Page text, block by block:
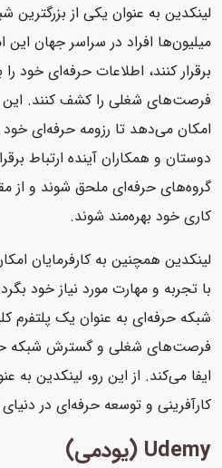
لینکدین به عنوان یکی از بزرگترین
میلیون‌ها افراد در سراسر جهان این
برقرار کنند، اطلاعات حرفه‌ای خود را
فرصت‌های شغلی را کشف کنند. این
امکان می‌دهد تا رزومه حرفه‌ای خود
دوستان و همکاران آینده ارتباط
گروه‌های حرفه‌ای ملحق شوند و از
کاری خود بهره‌مند شوند.
لینکدین همچنین به کارفرمایان
با تجربه و مهارت مورد نیاز خود
شبکه حرفه‌ای به عنوان یک پلتفرم
فرصت‌های شغلی و گسترش شبکه
ایفا می‌کند. از این رو، لینکدین به
کارآفرینی و توسعه حرفه‌ای در دنیای
Udemy (یودمی)